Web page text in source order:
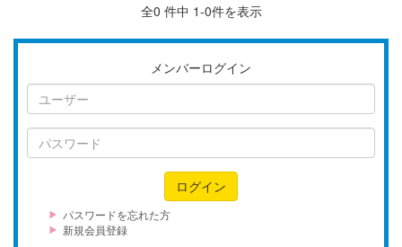
全0 件中 1-0件を表示
メンバーログイン
ユ
ザ
パ
ワ
ー
ド
ログイン
パスワードを忘れた方
新規会員登録